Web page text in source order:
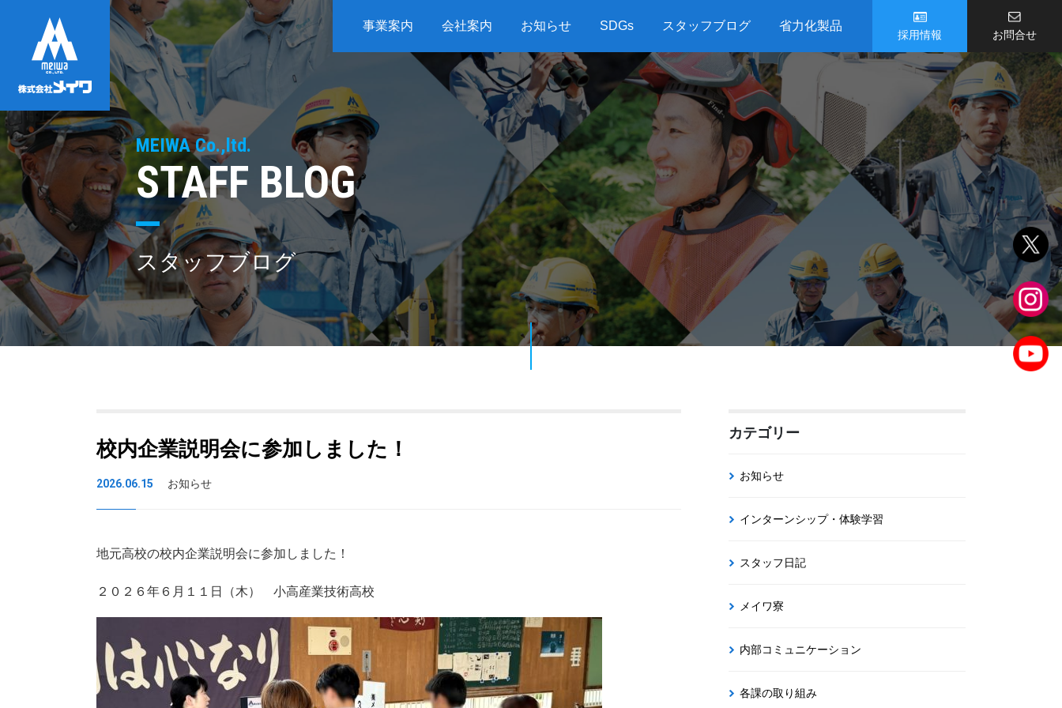
事業案内 会社案内 お知らせ SDGs スタッフブログ 省力化製品
採用情報 お問合せ
MEIWA Co.,ltd.
STAFF BLOG
スタッフブログ
校内企業説明会に参加しました！
2026.06.15 お知らせ
地元高校の校内企業説明会に参加しました！
２０２６年６月１１日（木） 小高産業技術高校
カテゴリー
お知らせ
インターンシップ・体験学習
スタッフ日記
メイワ寮
内部コミュニケーション
各課の取り組み